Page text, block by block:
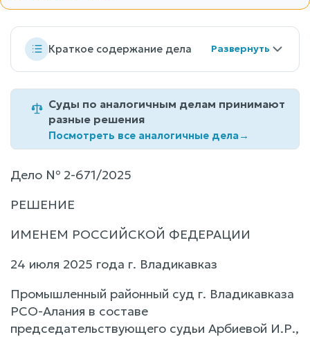
Краткое содержание дела
Суды по аналогичным делам принимают
разные решения
Посмотреть все аналогичные дела→
Дело № 2-671/2025
РЕШЕНИЕ
ИМЕНЕМ РОССИЙСКОЙ ФЕДЕРАЦИИ
24 июля 2025 года г. Владикавказ
Промышленный районный суд г. Владикавказа
РСО-Алания в составе
председательствующего судьи Арбиевой И.Р.,